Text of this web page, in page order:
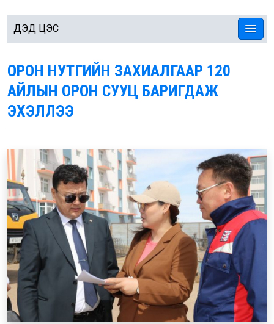
ДЭД ЦЭС
ОРОН НУТГИЙН ЗАХИАЛГААР 120
АЙЛЫН ОРОН СУУЦ БАРИГДАЖ
ЭХЭЛЛЭЭ